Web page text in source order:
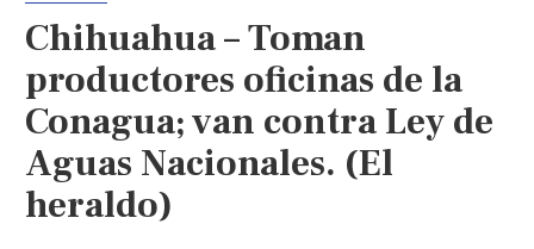
continúa
Santa
Úrsula
frente
Chihuahua – Toman
productores oficinas de la
Conagua; van contra Ley de
Aguas Nacionales. (El
heraldo)